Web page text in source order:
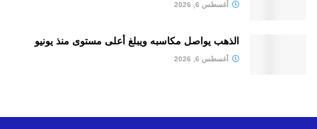
أغسطس 6, 2026
الذهب يواصل مكاسبه ويبلغ أعلى مستوى منذ يونيو
أغسطس 6, 2026